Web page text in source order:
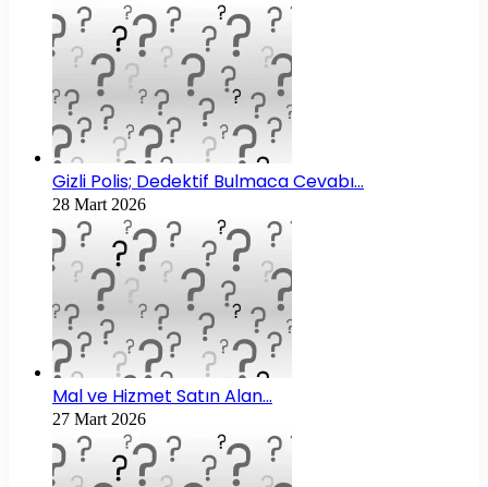
Gizli Polis; Dedektif Bulmaca Cevabı…
28 Mart 2026
Mal ve Hizmet Satın Alan…
27 Mart 2026